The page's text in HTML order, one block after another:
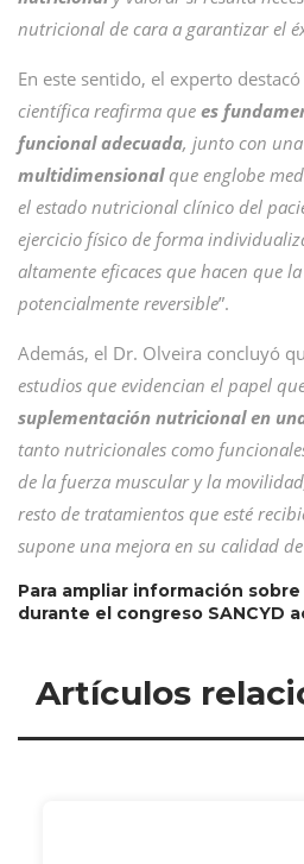
nutricional de cara a garantizar el
En este sentido, el experto destacó
científica reafirma que es
funcional adecuada, junto con una
multidimensionalque englobe
el estado nutricional clínico del
ejercicio físico de forma
altamente eficaces que hacen que
potencialmente reversible”.
Además, el Dr. Olveira concluyó
estudios que evidencian el papel
suplementación nutricional en
tanto nutricionales como
de la fuerza muscular y la
resto de tratamientos que esté
supone una mejora en su calidad
Para ampliar información
durante el congreso SANCYD
Artículos